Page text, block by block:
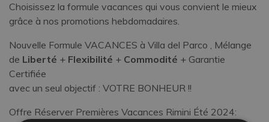
Choisissez la formule vacances qui vous convient le mieux
grâce à nos promotions hebdomadaires.
Nouvelle Formule VACANCES à Villa del Parco , Mélange
de Liberté + Flexibilité + Commodité + Garantie
Certifiée
avec un seul objectif : VOTRE BONHEUR !!
Offre Réserver Premières Vacances Rimini Été 2024: